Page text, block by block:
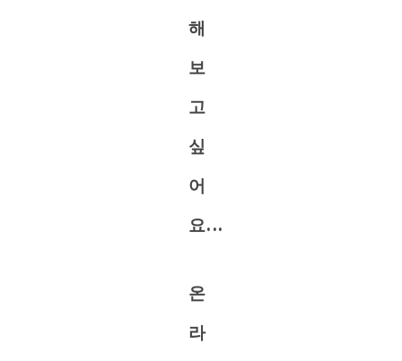
해
보
고
싶
어
요...
온
라